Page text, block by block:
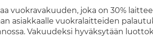
vuokravakuuden, joka on 30%
asiakkaalle vuokralaitteiden
Vakuudeksi hyväksytään